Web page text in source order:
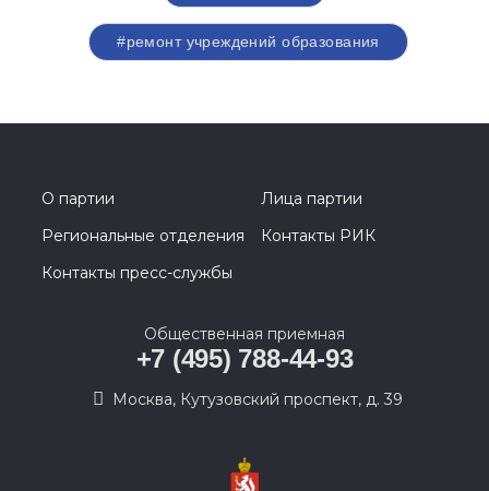
#ремонт учреждений образования
О партии
Лица партии
Региональные отделения
Контакты РИК
Контакты пресс-службы
Общественная приемная
+7 (495) 788-44-93
Москва, Кутузовский проспект, д. 39